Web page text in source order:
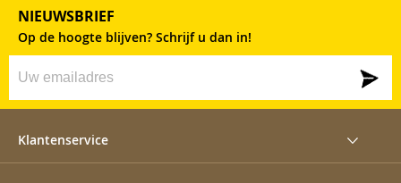
NIEUWSBRIEF
Op de hoogte blijven? Schrijf u dan in!
Klantenservice